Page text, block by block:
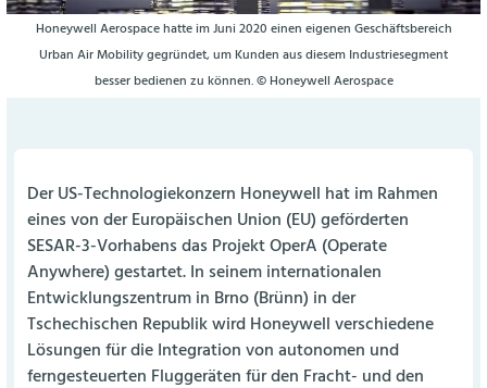
Honeywell Aerospace hatte im Juni 2020 einen eigenen Geschäftsbereich
Urban Air Mobility gegründet, um Kunden aus diesem Industriesegment
besser bedienen zu können. © Honeywell Aerospace
Der US-Technologiekonzern Honeywell hat im Rahmen
eines von der Europäischen Union (EU) geförderten
SESAR-3-Vorhabens das Projekt OperA (Operate
Anywhere) gestartet. In seinem internationalen
Entwicklungszentrum in Brno (Brünn) in der
Tschechischen Republik wird Honeywell verschiedene
Lösungen für die Integration von autonomen und
ferngesteuerten Fluggeräten für den Fracht- und den